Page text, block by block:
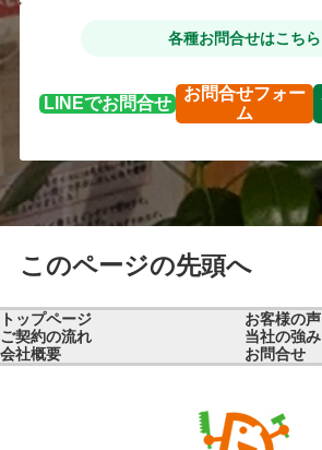
各種お問合せはこちら
LINEでお問合せ
お問合せフォー
ム
このページの先頭へ
トップページ
お客様の声
ご契約の流れ
当社の強み
会社概要
お問合せ